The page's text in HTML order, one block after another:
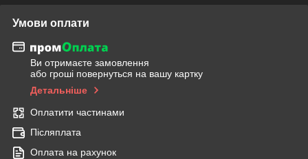
Умови оплати
Ви отримаєте замовлення
або гроші повернуться на вашу картку
Детальніше
Оплатити частинами
Післяплата
Оплата на рахунок